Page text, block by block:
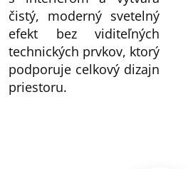
čistý, moderný svetelný
efekt bez viditeľných
technických prvkov, ktorý
podporuje celkový dizajn
priestoru.